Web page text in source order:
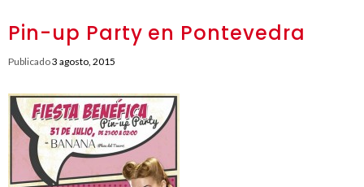
Pin-up Party en Pontevedra
Publicado3 agosto, 2015